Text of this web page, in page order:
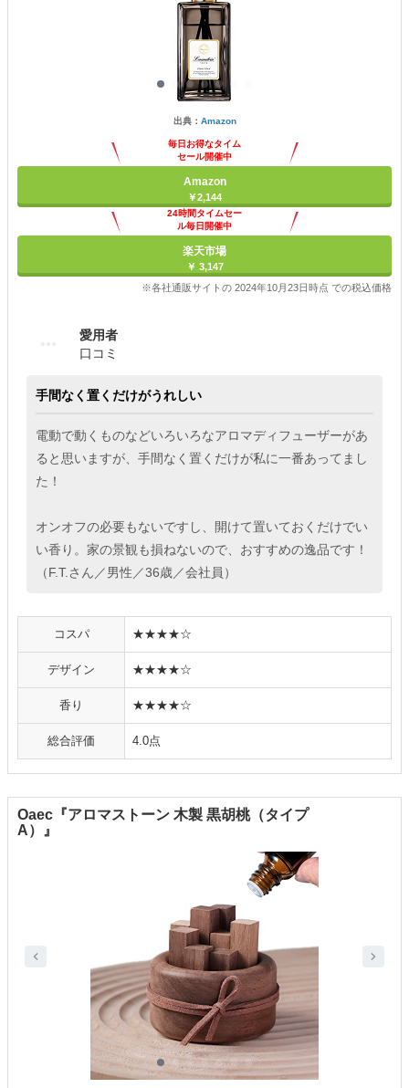
出典： Amazon
毎日お得なタイム
セール開催中
Amazon
￥2,144
24時間タイムセー
ル毎日開催中
楽天市場
￥ 3,147
※各社通販サイトの 2024年10月23日時点 での税込価格
愛用者
口コミ
手間なく置くだけがうれしい
電動で動くものなどいろいろなアロマディフューザーがあ
ると思いますが、手間なく置くだけが私に一番あってまし
た！
オンオフの必要もないですし、開けて置いておくだけでい
い香り。家の景観も損ねないので、おすすめの逸品です！
（F.T.さん／男性／36歳／会社員）
コスパ ★★★★☆
デザイン ★★★★☆
香り ★★★★☆
総合評価 4.0点
Oaec『アロマストーン 木製 黒胡桃（タイプ
A）』